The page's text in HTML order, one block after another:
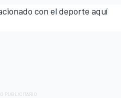
con el deporte aquí